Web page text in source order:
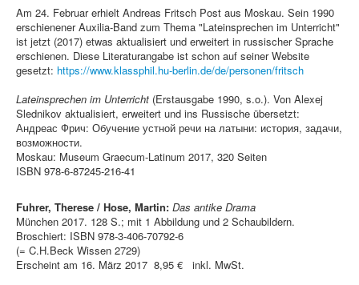
Am 24. Februar erhielt Andreas Fritsch Post aus Moskau. Sein 1990
erschienener Auxilia-Band zum Thema "Lateinsprechen im Unterricht"
ist jetzt (2017) etwas aktualisiert und erweitert in russischer Sprache
erschienen. Diese Literaturangabe ist schon auf seiner Website
gesetzt: https://www.klassphil.hu-berlin.de/de/personen/fritsch
Lateinsprechen im Unterricht (Erstausgabe 1990, s.o.). Von Alexej
Slednikov aktualisiert, erweitert und ins Russische übersetzt:
Андреас Фрич: Обучение устной речи на латыни: история, задачи,
возможности.
Moskau: Museum Graecum-Latinum 2017, 320 Seiten
ISBN 978-6-87245-216-41
Fuhrer, Therese / Hose, Martin: Das antike Drama
München 2017. 128 S.; mit 1 Abbildung und 2 Schaubildern.
Broschiert: ISBN 978-3-406-70792-6
(= C.H.Beck Wissen 2729)
Erscheint am 16. März 2017 8,95 € inkl. MwSt.